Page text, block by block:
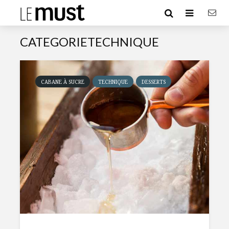
CATEGORIETECHNIQUE
CABANE À SUCRE TECHNIQUE DESSERTS